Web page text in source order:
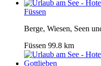
Füssen
Berge, Wiesen, Seen
Füssen 99.8 km